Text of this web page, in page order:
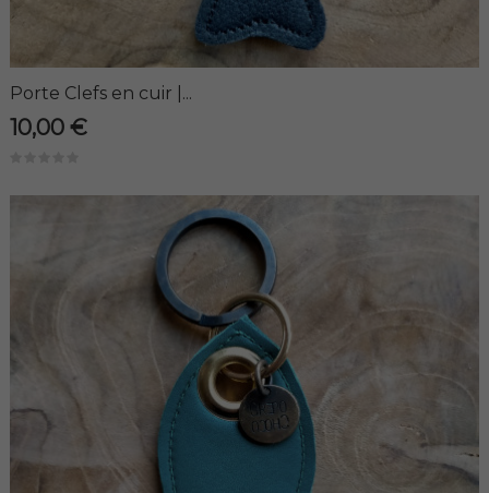
Porte Clefs en cuir |...
10,00 €